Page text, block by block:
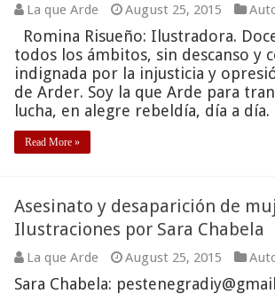
La que Arde August 25, 2015
Romina Risueño: Ilustradora.
todos los ámbitos, sin descanso y
indignada por la injusticia y
de Arder. Soy la que Arde para
lucha, en alegre rebeldía, día a
Read More »
Asesinato y desaparición de
Ilustraciones por Sara Chabela
La que Arde August 25, 2015
Sara Chabela: